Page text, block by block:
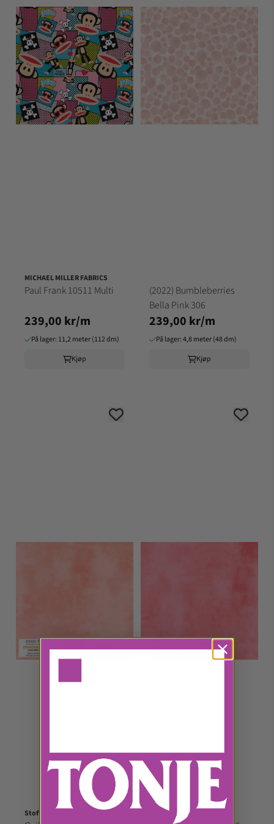
MICHAEL MILLER FABRICS
Paul Frank 10511 Multi
239,00 kr/m
På lager: 11,2 meter (112 dm)
Kjøp
(2022) Bumbleberries
Bella Pink 306
239,00 kr/m
På lager: 4,8 meter (48 dm)
Kjøp
Stoffabrics Stoffabrics